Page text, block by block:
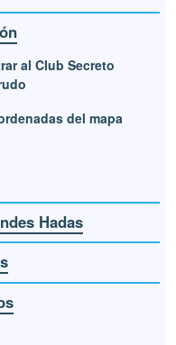
al Club Secreto
del mapa
Hadas